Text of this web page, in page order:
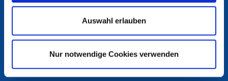
Auswahl erlauben
Nur notwendige Cookies verwenden